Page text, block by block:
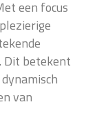
een focus
Dit betekent
van